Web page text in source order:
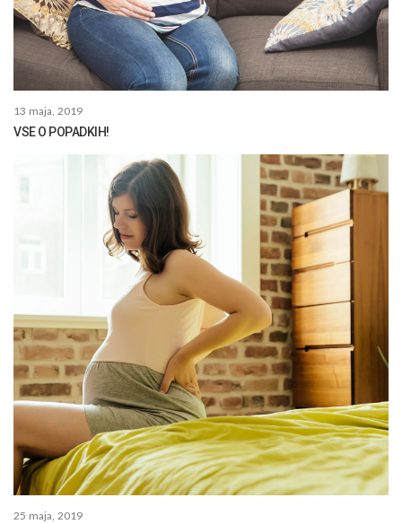
13 maja, 2019
VSE O POPADKIH!
25 maja, 2019